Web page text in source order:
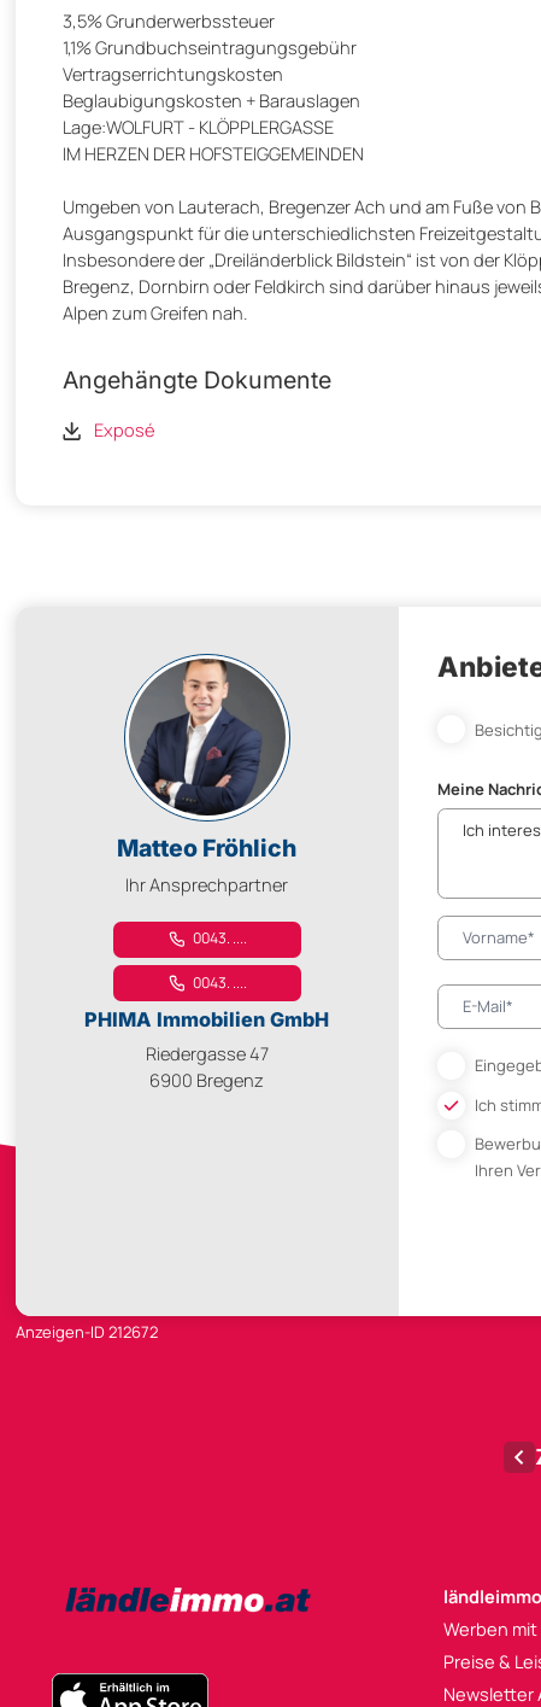
3,5% Grunderwerbssteuer
1,1% Grundbuchseintragungsgebühr
Vertragserrichtungskosten
Beglaubigungskosten + Barauslagen
Lage:WOLFURT - KLÖPPLERGASSE
IM HERZEN DER HOFSTEIGGEMEINDEN
Umgeben von Lauterach, Bregenzer Ach und am Fuße
Ausgangspunkt für die unterschiedlichsten
Insbesondere der „Dreiländerblick Bildstein“ ist von der
Bregenz, Dornbirn oder Feldkirch sind darüber hinaus
Alpen zum Greifen nah.
Angehängte Dokumente
Exposé
Matteo Fröhlich
Ihr Ansprechpartner
0043. ....
0043. ....
PHIMA Immobilien GmbH
Riedergasse 47
6900 Bregenz
Meine
Ich
Ihren
Anzeigen-ID 212672
Werben
Preise &
Newsletter